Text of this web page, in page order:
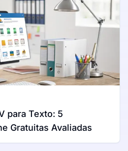
para Texto: 5
Gratuitas Avaliadas